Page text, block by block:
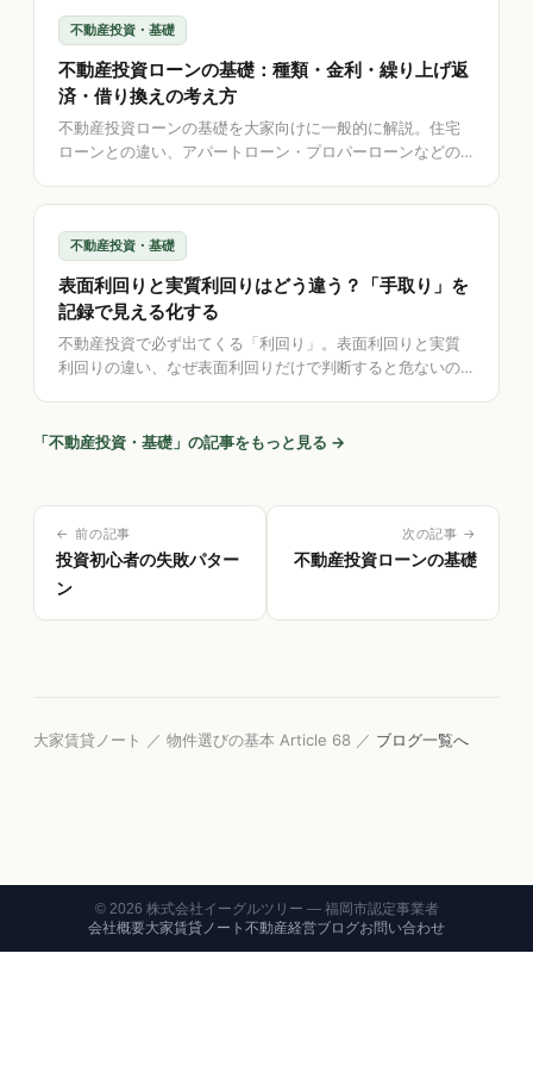
不動産投資・基礎
不動産投資ローンの基礎：種類・金利・繰り上げ返
済・借り換えの考え方
不動産投資ローンの基礎を大家向けに一般的に解説。住宅
ローンとの違い、アパートローン・プロパーローンなどの
ます。
不動産投資・基礎
表面利回りと実質利回りはどう違う？「手取り」を
記録で見える化する
不動産投資で必ず出てくる「利回り」。表面利回りと実質
利回りの違い、なぜ表面利回りだけで判断すると危ないの
は専門家へ、記録を助けるアプリの立ち位置も紹介しま
「不動産投資・基礎 」の記事をもっと見る →
← 前の記事
投資初心者の失敗パター
ン
次の記事 →
不動産投資ローンの基礎
大家賃貸ノート ／ 物件選びの基本 Article 68 ／ ブログ一覧へ
© 2026 株式会社イーグルツリー — 福岡市認定事業者
会社概要大家賃貸ノート 不動産経営ブログお問い合わせ